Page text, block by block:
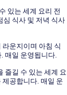
있는 세계 요리 전
심 식사 및 저녁 식사
운지이며 아침 식
매일 운영됩니다.
즐길 수 있는 세계 요
제공합니다. 매일 운